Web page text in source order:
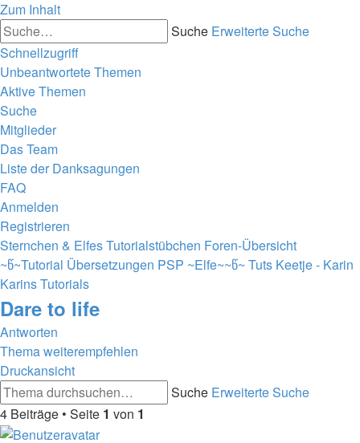
Zum Inhalt
Suche Erweiterte Suche
Schnellzugriff
Unbeantwortete Themen
Aktive Themen
Suche
Mitglieder
Das Team
Liste der Danksagungen
FAQ
Anmelden
Registrieren
Sternchen & Elfes Tutorialstübchen Foren-Übersicht
~წ~Tutorial Übersetzungen PSP ~Elfe~~წ~ Tuts Keetje - Karin
Karins Tutorials
Dare to life
Antworten
Thema weiterempfehlen
Druckansicht
Suche Erweiterte Suche
4 Beiträge • Seite 1 von 1